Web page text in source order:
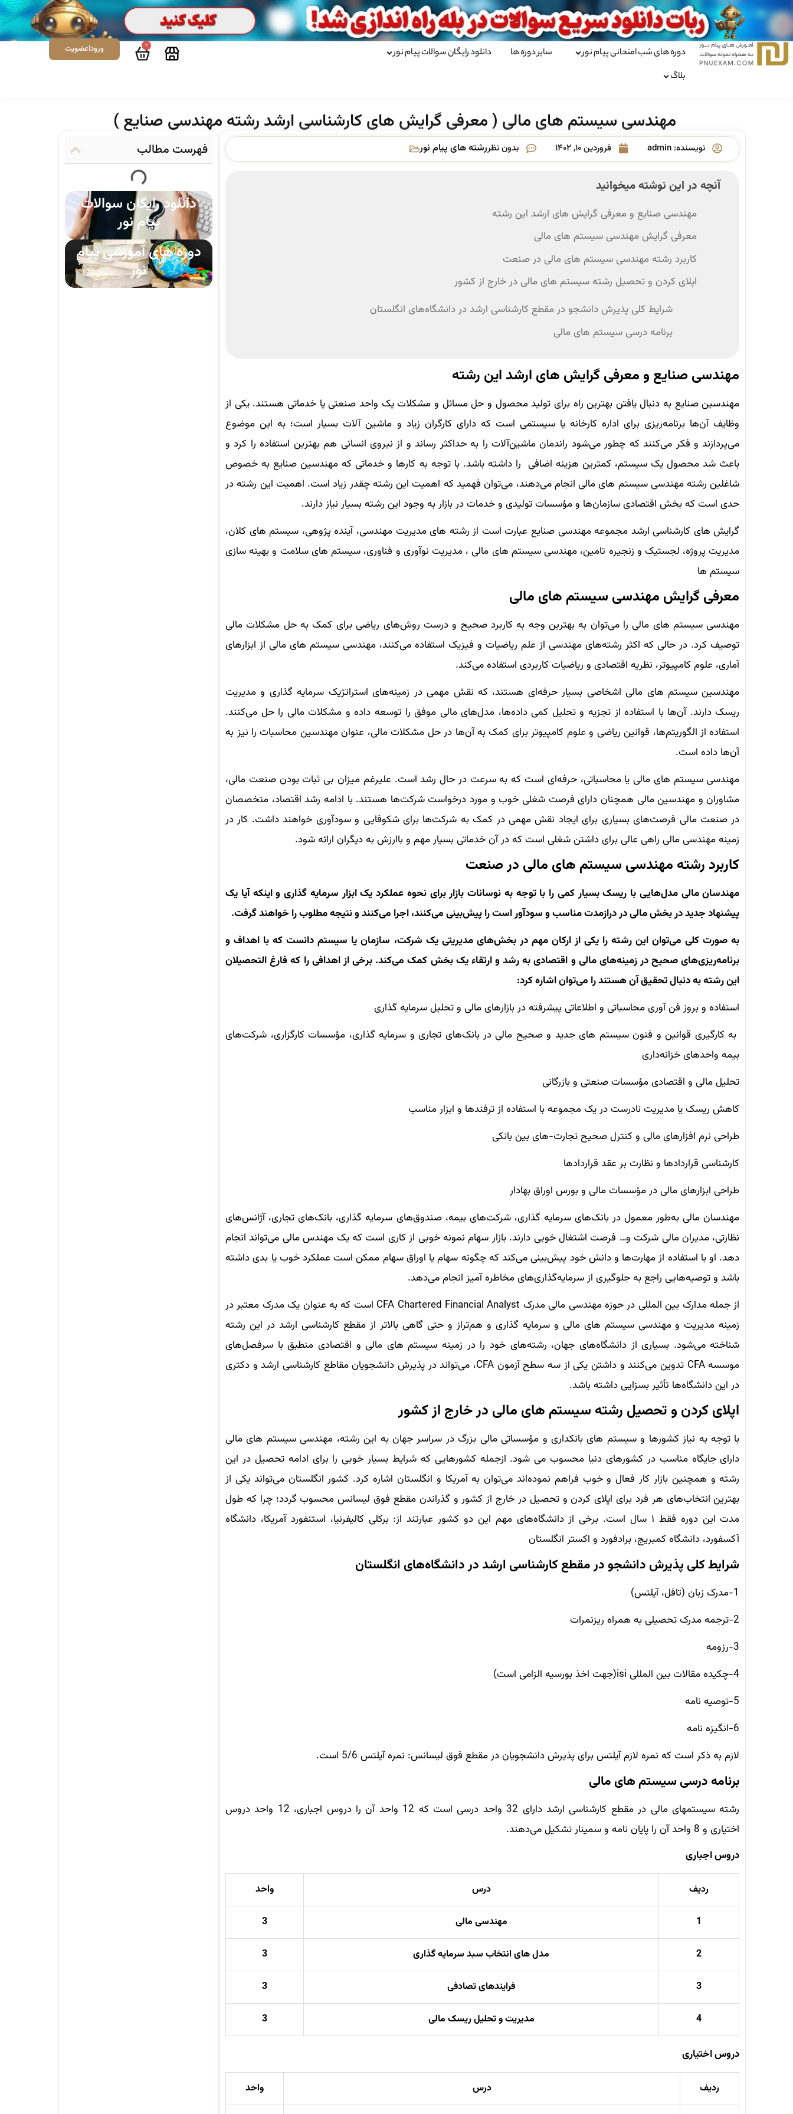
دوره های شب امتحانی پیام نور سایر دوره ها
دانلود رایگان سوالات پیام نور
بلاگ
0 ورود|عضویت
مهندسی سیستم های مالی ( معرفی گرایش های کارشناسی ارشد رشته مهندسی صنایع )
نویسنده: فروردین ۱۰, ۱۴۰۲ بدون نظررشته های پیام نور
آنچه در این نوشته میخوانید
مهندسی صنایع و معرفی گرایش های ارشد این رشته
معرفی گرایش مهندسی سیستم های مالی
کاربرد رشته مهندسی سیستم های مالی در صنعت
اپلای کردن و تحصیل رشته سیستم های مالی در خارج از کشور
شرایط کلی پذیرش دانشجو در مقطع کارشناسی ارشد در دانشگاه‌های انگلستان
برنامه درسی سیستم‌ های مالی
مهندسی صنایع و معرفی گرایش های ارشد این رشته
مهندسین صنایع به دنبال یافتن بهترین راه برای تولید محصول و حل مسائل و مشکلات یک واحد صنعتی یا خدماتی هستند. یکی از
وظایف آن‌ها برنامه‌ریزی برای اداره کارخانه یا سیستمی است که دارای کارگران زیاد و ماشین آلات بسیار است؛ به این موضوع
می‌پردازند و فکر می‌کنند که چطور می‌شود راندمان ماشین‌آلات را به حداکثر رساند و از نیروی انسانی هم بهترین استفاده را کرد و
باعث شد محصول یک سیستم، کمترین هزینه اضافی ‌ را داشته باشد. با توجه به کارها و خدماتی که مهندسین صنایع به خصوص
شاغلین رشته مهندسی سیستم های مالی انجام می‌دهند، می‌توان فهمید که اهمیت این رشته چقدر زیاد است. اهمیت این رشته در
حدی است که بخش اقتصادی سازمان‌ها و مؤسسات تولیدی و خدمات در بازار به وجود این رشته بسیار نیاز دارند.
گرایش های کارشناسی ارشد مجموعه مهندسی صنایع عبارت است از رشته های مدیریت مهندسی، آینده پژوهی، سیستم های کلان،
مدیریت پروژه، لجستیک و زنجیره تامین، مهندسی سیستم های مالی ، مدیریت نوآوری و فناوری، سیستم های سلامت و بهینه سازی
سیستم ها
معرفی گرایش مهندسی سیستم های مالی
مهندسی سیستم های مالی را می‌توان به بهترین وجه به کاربرد صحیح و درست روش‌های ریاضی برای کمک به حل مشکلات مالی
توصیف کرد. در حالی که اکثر رشته‌های مهندسی از علم ریاضیات و فیزیک استفاده می‌کنند، مهندسی سیستم های مالی از ابزارهای
آماری، علوم کامپیوتر، نظریه اقتصادی و ریاضیات کاربردی استفاده می‌کند.
مهندسین سیستم های مالی اشخاصی بسیار حرفه‌ای هستند، که نقش مهمی در زمینه‌های استراتژیک سرمایه گذاری و مدیریت
ریسک دارند. آن‌ها با استفاده از تجزیه و تحلیل کمی داده‌ها، مدل‌های مالی موفق را توسعه داده و مشکلات مالی را حل می‌کنند.
استفاده از الگوریتم‌ها، قوانین ریاضی و علوم کامپیوتر برای کمک به آن‌ها در حل مشکلات مالی، عنوان مهندسین محاسبات را نیز به
آن‌ها داده است.
مهندسی سیستم های مالی یا محاسباتی، حرفه‌ای است که به سرعت در حال رشد است. علیرغم میزان بی ثبات بودن صنعت مالی،
مشاوران و مهندسین مالی همچنان دارای فرصت شغلی خوب و مورد درخواست شرکت‌ها هستند. با ادامه رشد اقتصاد، متخصصان
در صنعت مالی فرصت‌های بسیاری برای ایجاد نقش مهمی در کمک به شرکت‌ها برای شکوفایی و سودآوری خواهند داشت. کار در
زمینه مهندسی مالی راهی عالی برای داشتن شغلی است که در آن خدماتی بسیار مهم و باارزش به دیگران ارائه شود.
کاربرد رشته مهندسی سیستم های مالی در صنعت
مهندسان مالی مدل‌هایی با ریسک بسیار کمی را با توجه به نوسانات بازار برای نحوه عملکرد یک ابزار سرمایه گذاری و اینکه آیا یک
پیشنهاد جدید در بخش مالی در درازمدت مناسب و سودآور است را پیش‌بینی می‌کنند، اجرا می‌کنند و نتیجه مطلوب را خواهند گرفت.
به صورت کلی می‌توان این رشته را یکی از ارکان مهم در بخش‌های مدیریتی یک شرکت، سازمان یا سیستم دانست که با اهداف و
برنامه‌ریزی‌های صحیح در زمینه‌های مالی و اقتصادی به رشد و ارتقاء یک بخش کمک می‌کند. برخی از اهدافی را که فارغ التحصیلان
این رشته به دنبال تحقیق آن هستند را می‌توان اشاره کرد:
استفاده و بروز فن آوری محاسباتی و اطلاعاتی پیشرفته در بازارهای مالی و تحلیل سرمایه گذاری
به کارگیری قوانین و فنون سیستم های جدید و صحیح مالی در بانک‌های تجاری و سرمایه گذاری، مؤسسات کارگزاری، شرکت‌های
بیمه واحدهای خزانه‌داری
تحلیل مالی و اقتصادی مؤسسات صنعتی و بازرگانی
کاهش ریسک یا مدیریت نادرست در یک مجموعه با استفاده از ترفندها و ابزار مناسب
طراحی نرم افزارهای مالی و کنترل صحیح تجارت-های بین بانکی
کارشناسی قراردادها و نظارت بر عقد قراردادها
طراحی ابزارهای مالی در مؤسسات مالی و بورس اوراق بهادار
مهندسان مالی به‌طور معمول در بانک‌های سرمایه گذاری، شرکت‌های بیمه، صندوق‌های سرمایه گذاری، بانک‌های تجاری، آژانس‌های
نظارتی، مدیران مالی شرکت و… فرصت اشتغال خوبی دارند. بازار سهام نمونه خوبی از کاری است که یک مهندس مالی می‌تواند انجام
دهد. او با استفاده از مهارت‌ها و دانش خود پیش‌بینی می‌کند که چگونه سهام یا اوراق سهام ممکن است عملکرد خوب یا بدی داشته
باشد و توصیه‌هایی راجع به جلوگیری از سرمایه‌گذاری‌های مخاطره آمیز انجام می‌دهد.
از جمله مدارک بین المللی در حوزه مهندسی مالی مدرک CFA Chartered Financial Analyst است که به عنوان یک مدرک معتبر در
زمینه مدیریت و مهندسی سیستم های مالی و سرمایه گذاری و هم‌تراز و حتی گاهی بالاتر از مقطع کارشناسی ارشد در این رشته
شناخته می‌شود. بسیاری از دانشگاه‌های جهان، رشته‌های خود را در زمینه سیستم های مالی و اقتصادی منطبق با سرفصل‌های
موسسه CFA تدوین می‌کنند و داشتن یکی از سه سطح آزمون CFA، می‌تواند در پذیرش دانشجویان مقاطع کارشناسی ارشد و دکتری
در این دانشگاه‌ها تأثیر بسزایی داشته باشد.
اپلای کردن و تحصیل رشته سیستم های مالی در خارج از کشور
با توجه به نیاز کشورها و سیستم های بانکداری و مؤسساتی مالی بزرگ در سراسر جهان به این رشته، مهندسی سیستم های مالی
دارای جایگاه مناسب در کشورهای دنیا محسوب می شود. ازجمله کشورهایی که شرایط بسیار خوبی را برای ادامه تحصیل در این
رشته و همچنین بازار کار فعال و خوب فراهم نموده‌اند می‌توان به آمریکا و انگلستان اشاره کرد. کشور انگلستان می‌تواند یکی از
بهترین انتخاب‌های هر فرد برای اپلای کردن و تحصیل در خارج از کشور و گذراندن مقطع فوق لیسانس محسوب گردد؛ چرا که طول
مدت این دوره فقط ۱ سال است. برخی از دانشگاه‌های مهم این دو کشور عبارتند از: برکلی کالیفرنیا، استنفورد آمریکا، دانشگاه
آکسفورد، دانشگاه کمبریج، برادفورد و اکستر انگلستان
شرایط کلی پذیرش دانشجو در مقطع کارشناسی ارشد در دانشگاه‌های انگلستان
1-مدرک زبان (تافل، آیلتس)
2-ترجمه مدرک تحصیلی به همراه ریزنمرات
3-رزومه
4-چکیده مقالات بین المللی isi(جهت اخذ بورسیه الزامی است)
5-توصیه نامه
6-انگیزه نامه
لازم به ذکر است که نمره لازم آیلتس برای پذیرش دانشجویان در مقطع فوق لیسانس: نمره آیلتس 5/6 است.
برنامه درسی سیستم‌ های مالی
رشته سیستمهای مالی در مقطع کارشناسی ارشد دارای 32 واحد درسی است که 12 واحد آن را دروس اجباری، 12 واحد دروس
اختیاری و 8 واحد آن را پایان نامه و سمینار تشکیل می‌دهند.
دروس اجباری
ردیف درس واحد
1 مهندسی مالی 3
2 مدل های انتخاب سبد سرمایه گذاری 3
3 فرایندهای تصادفی 3
4 مدیریت و تحلیل ریسک مالی 3
دروس اختیاری
ردیف درس واحد
فهرست مطالب
دانلود رایگان سوالات
پیام نور
دوره های آموزشی پیام
نور